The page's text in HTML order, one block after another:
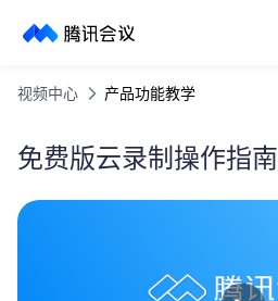
历史搜索
视频中心 产品功能教学
免费版云录制操作指南